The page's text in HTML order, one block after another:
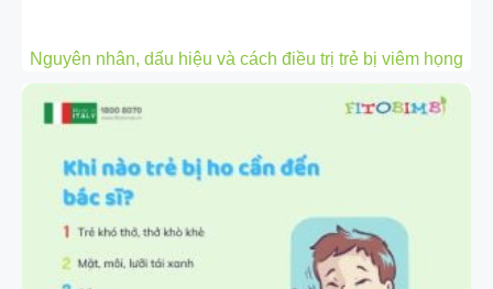
Nguyên nhân, dấu hiệu và cách điều trị trẻ bị viêm họng